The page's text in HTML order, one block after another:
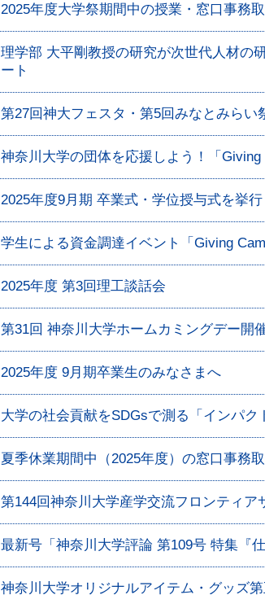
2025年度大学祭期間中の授業・窓口事務
理学部 大平剛教授の研究が次世代人材の
ート
第27回神大フェスタ・第5回みなとみらい
神奈川大学の団体を応援しよう！「
2025年度9月期 卒業式・学位授与式を挙
学生による資金調達イベント「Giving
2025年度 第3回理工談話会
第31回 神奈川大学ホームカミングデー開
2025年度 9月期卒業生のみなさまへ
大学の社会貢献をSDGsで測る「インパ
夏季休業期間中（2025年度）の窓口事務
第144回神奈川大学産学交流フロンティア
最新号「神奈川大学評論 第109号 特集『
神奈川大学オリジナルアイテム・グッズ